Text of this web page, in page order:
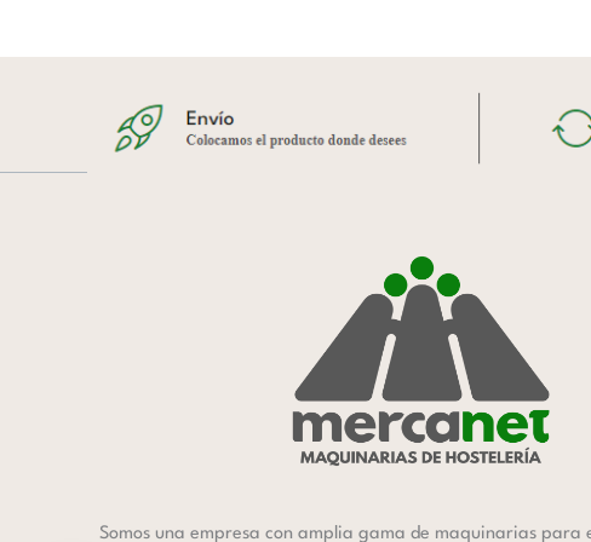
Somos una empresa con amplia gama de maquinarias para